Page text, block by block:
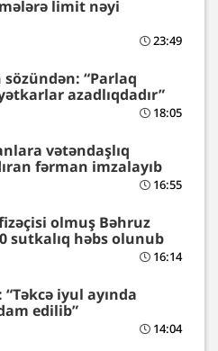
limit nəyi
23:49
“Parlaq
azadlıqdadır”
18:05
vətəndaşlıq
fərman imzalayıb
16:55
olmuş Bəhruz
sutkalıq həbs olunub
16:14
iyul ayında
edilib”
14:04